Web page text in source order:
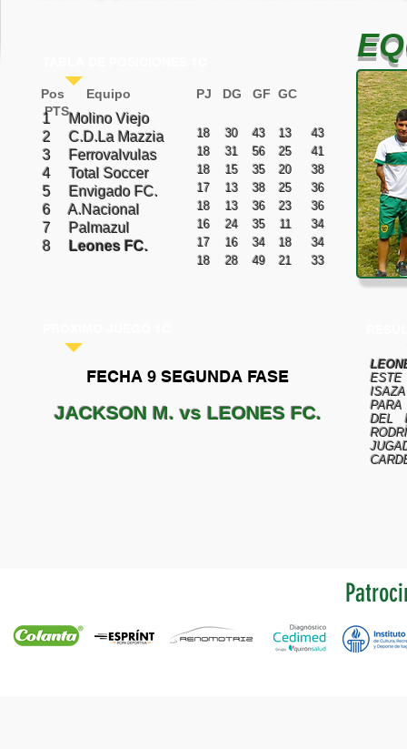
Pos Equipo PJ DG GF GC
PTS
18
18
18
17
18
16
17
18
30
31
15
13
13
24
16
28
43
56
35
38
36
35
34
49
13
25
20
25
23
11
18
21
43
41
38
36
36
34
34
33
1 Molino Viejo
2 C.D.La Mazzia
3 Ferrovalvulas
4 Total Soccer
5 Envigado FC.
6 A.Nacional
7 Palmazul
8
Leones FC.
FECHA 9 SEGUNDA FASE
JACKSON M.vs LEONES FC.
DEL